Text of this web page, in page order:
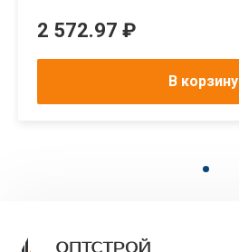
2 572.97 ₽
В корзину